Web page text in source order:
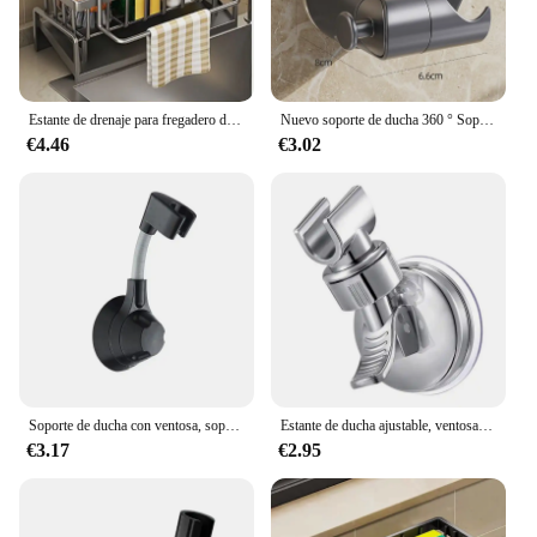
€4.46
Nuevo soporte de ducha 360 ° Soporte para cabezal de ducha autoadhesivo ajustable, soporte para cabezal de ducha con ventosa, accesorios de baño
€3.02
€3.17
Estante de ducha ajustable, ventosa de vacío fuerte, cabezal de ducha de mano, soporte de montaje en pared, accesorios de baño
€2.95